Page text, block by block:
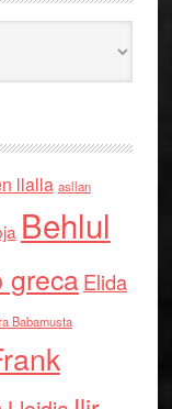
llalla asllan
Behlul
grecaElida
Babamusta